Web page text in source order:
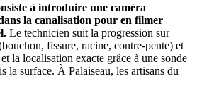
à introduire une caméra
la canalisation pour en filmer
Le technicien suit la progression sur
fissure, racine, contre-pente) et
la localisation exacte grâce à une sonde
la surface. À Palaiseau, les artisans du